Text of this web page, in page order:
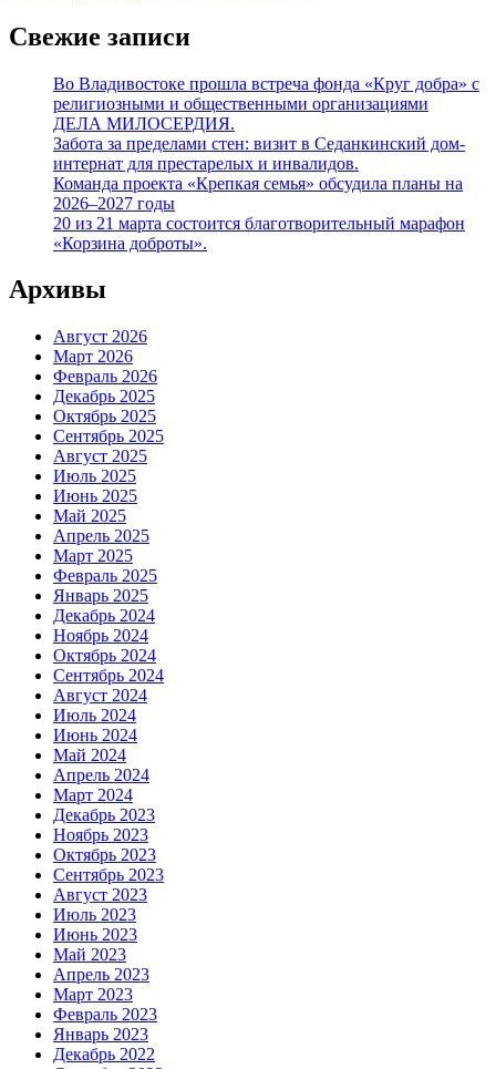
Свежие записи
Во Владивостоке прошла встреча фонда «Круг добра» с
религиозными и общественными организациями
ДЕЛА МИЛОСЕРДИЯ.
Забота за пределами стен: визит в Седанкинский дом-
интернат для престарелых и инвалидов.
Команда проекта «Крепкая семья» обсудила планы на
2026–2027 годы
20 из 21 марта состоится благотворительный марафон
«Корзина доброты».
Архивы
Август 2026
Март 2026
Февраль 2026
Декабрь 2025
Октябрь 2025
Сентябрь 2025
Август 2025
Июль 2025
Июнь 2025
Май 2025
Апрель 2025
Март 2025
Февраль 2025
Январь 2025
Декабрь 2024
Ноябрь 2024
Октябрь 2024
Сентябрь 2024
Август 2024
Июль 2024
Июнь 2024
Май 2024
Апрель 2024
Март 2024
Декабрь 2023
Ноябрь 2023
Октябрь 2023
Сентябрь 2023
Август 2023
Июль 2023
Июнь 2023
Май 2023
Апрель 2023
Март 2023
Февраль 2023
Январь 2023
Декабрь 2022